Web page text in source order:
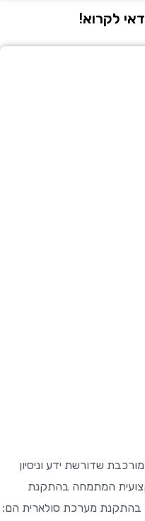
לקרוא!
שדורשת ידע וניסיון
המתמחה בהתקנת
בהתקנת מערכת סולארית הם: